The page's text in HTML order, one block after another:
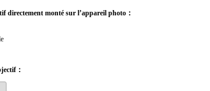
directement monté sur l’appareil photo：
：